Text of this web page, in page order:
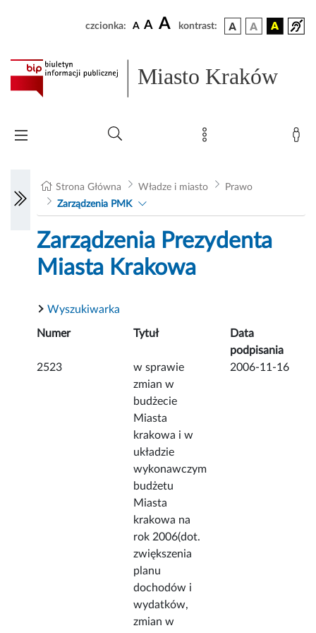
czcionka: A A A kontrast:
Miasto Kraków
Strona Główna Władze i miasto
Prawo
Zarządzenia PMK
Zarządzenia Prezydenta
Miasta Krakowa
Wyszukiwarka
Numer Tytuł
Data
podpisania
2523
w sprawie
zmian w
budżecie
Miasta
krakowa i w
układzie
wykonawczym
budżetu
Miasta
krakowa na
rok 2006(dot.
zwiększenia
planu
dochodów i
wydatków,
zmian w
2006-11-16